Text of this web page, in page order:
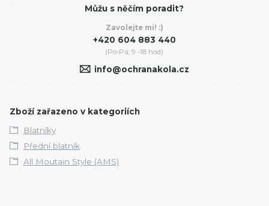
Můžu s něčím poradit?
Zavolejte mi! :)
+420 604 883 440
(Po-Pá, 9 -18 hod)
info@ochranakola.cz
Zboží zařazeno v kategoriích
Blatníky
Přední blatník
All Moutain Style (AMS)